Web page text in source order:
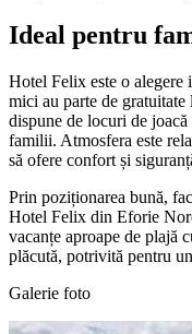
Ideal pentru
Hotel Felix este o alegere
mici au parte de
dispune de locuri de
familii. Atmosfera este
să ofere confort și
Prin poziționarea bună,
Hotel Felix din Eforie
vacanțe aproape de plajă
plăcută, potrivită pentru
Galerie foto